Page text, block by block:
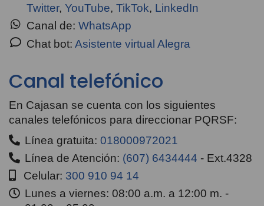
Twitter, YouTube, TikTok, LinkedIn
Canal de: WhatsApp
Chat bot: Asistente virtual Alegra
Canal telefónico
En Cajasan se cuenta con los siguientes
canales telefónicos para direccionar PQRSF:
Línea gratuita: 018000972021
Línea de Atención: (607) 6434444 - Ext.4328
Celular: 300 910 94 14
Lunes a viernes: 08:00 a.m. a 12:00 m. -